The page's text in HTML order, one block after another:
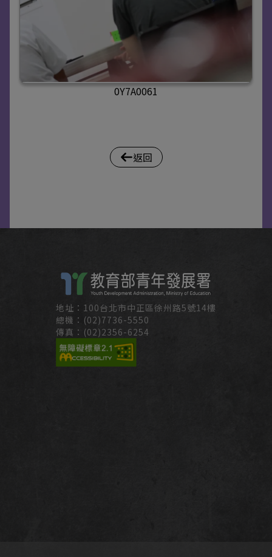
0Y7A0061
返回
地址：100台北市中正區徐州路5號14樓
總機：(02)7736-5550
傳真：(02)2356-6254